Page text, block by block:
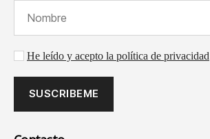
Aceptación de la política de privacidad
He leído y acepto la política de privacidad